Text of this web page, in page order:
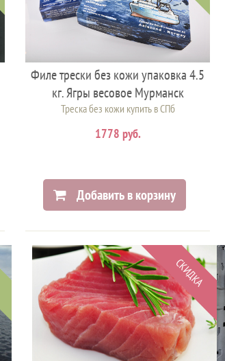
Филе трески без кожи упаковка 4.5
кг. Ягры весовое Мурманск
Треска без кожи купить в СПб
1778 руб.
Добавить в корзину
СКИДКА